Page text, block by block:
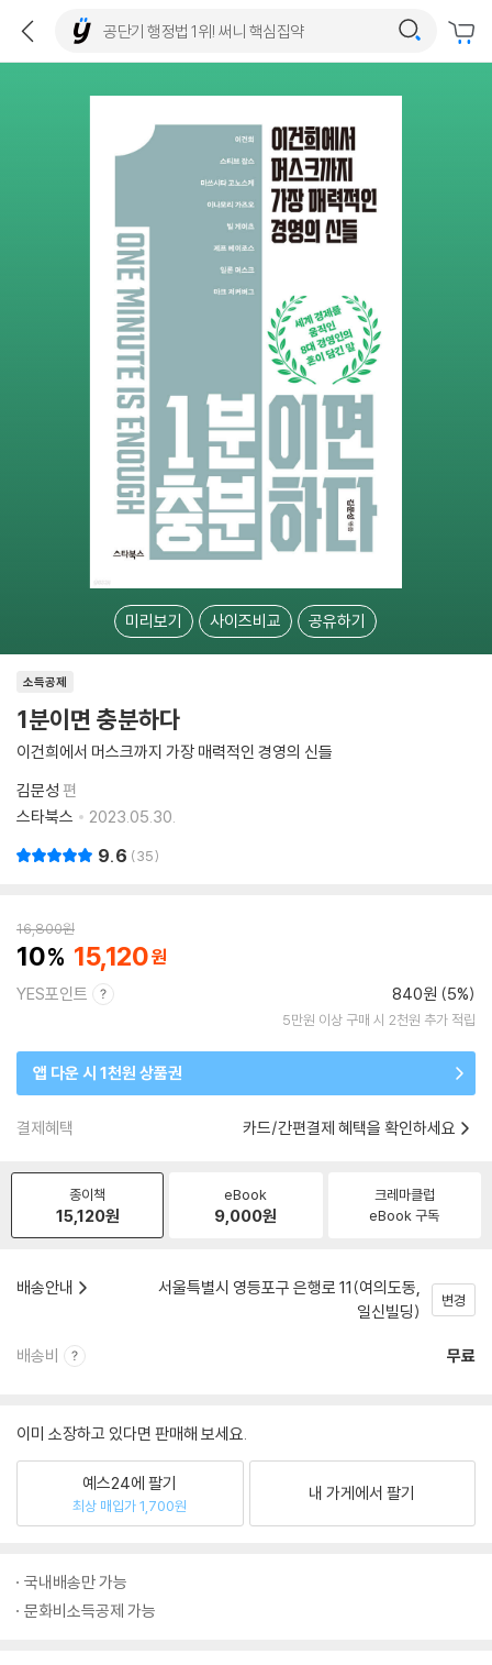
미리보기 사이즈비교 공유하기
소득공제
1분이면 충분하다
이건희에서 머스크까지 가장 매력적인 경영의 신들
김문성 편
스타북스
2023.05.30.
9.6 35
16,800원
10 15,120
YES포인트 840원 (5%)
5만원 이상 구매 시 2천원 추가 적립
앱 다운 시 1천원 상품권
결제혜택 카드/간편결제 혜택을 확인하세요
종이책
15,120원
eBook
9,000원
크레마클럽
eBook 구독
배송안내
서울특별시 영등포구 은행로 11(여의도동,
일신빌딩)
변경
배송비 무료
이미 소장하고 있다면 판매해 보세요.
예스24에 팔기
최상 매입가 1,700원
내 가게에서 팔기
국내배송만 가능
문화비소득공제 가능